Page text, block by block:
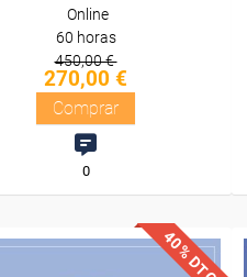
Online
60 horas
450,00 €
270,00 €
Comprar
0
40% DTO.